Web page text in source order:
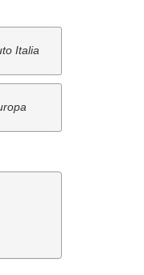
Italia